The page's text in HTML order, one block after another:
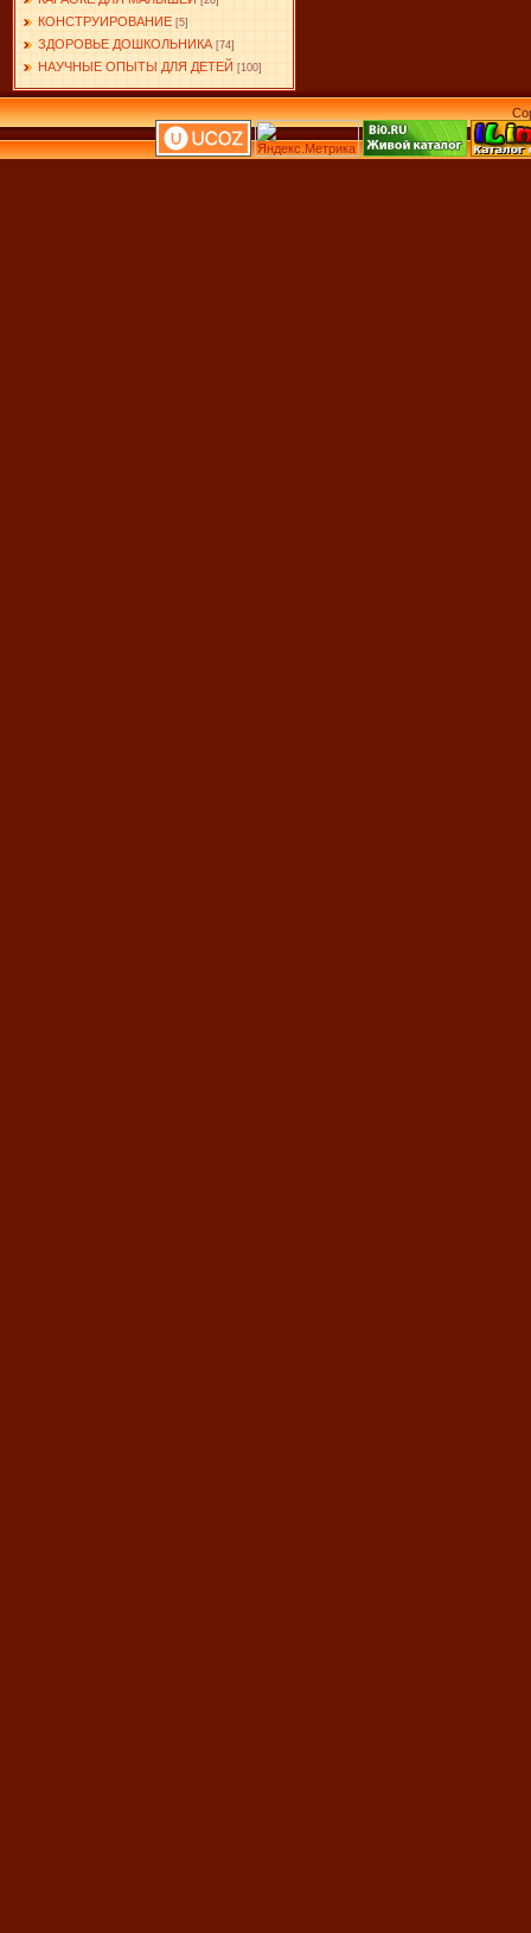
КОНСТРУИРОВАНИЕ [5]
ЗДОРОВЬЕ ДОШКОЛЬНИКА [74]
НАУЧНЫЕ ОПЫТЫ ДЛЯ ДЕТЕЙ [100]